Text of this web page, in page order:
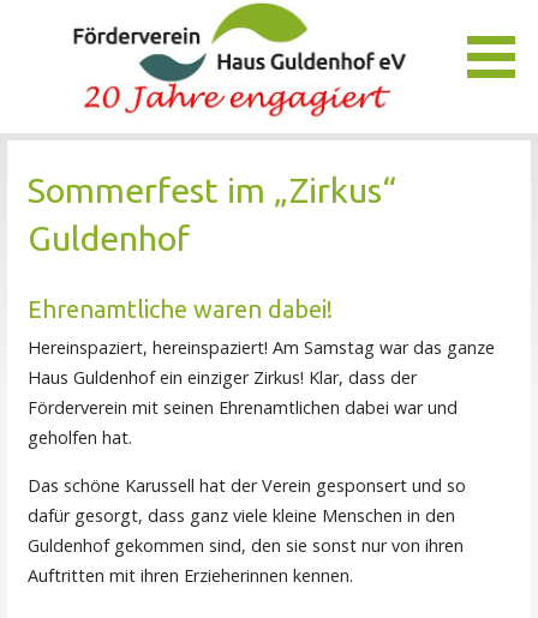
Unser Verein bietet Interessierten viele Möglichkeiten, das
Pflegezentrum Haus Guldenhof zu unterstützen und zu
fördern.
Sommerfest im „Zirkus“
Guldenhof
Ehrenamtliche waren dabei!
Hereinspaziert, hereinspaziert! Am Samstag war das ganze
Haus Guldenhof ein einziger Zirkus! Klar, dass der
Förderverein mit seinen Ehrenamtlichen dabei war und
geholfen hat.
Das schöne Karussell hat der Verein gesponsert und so
dafür gesorgt, dass ganz viele kleine Menschen in den
Guldenhof gekommen sind, den sie sonst nur von ihren
Auftritten mit ihren Erzieherinnen kennen.